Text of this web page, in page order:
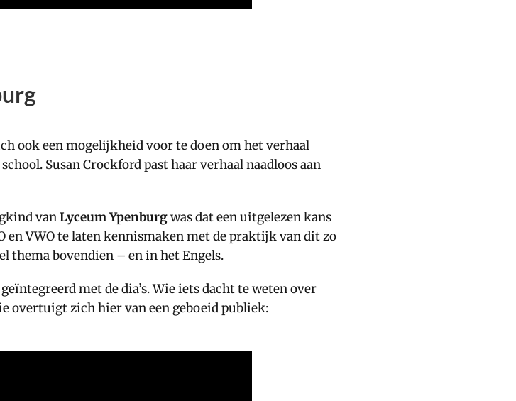
ook een mogelijkheid voor te doen om het verhaal
Susan Crockford past haar verhaal naadloos aan
vanLyceum Ypenburgwas dat een uitgelezen kans
en VWO te laten kennismaken met de praktijk van dit zo
thema bovendien – en in het Engels.
met de dia’s. Wie iets dacht te weten over
overtuigt zich hier van een geboeid publiek: